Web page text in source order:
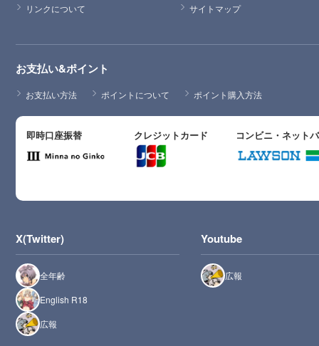
リンクについて
サイトマップ
お支払い&ポイント
お支払い方法 ポイントについて ポイント購入方法
即時口座振替 クレジットカード コンビニ・ネット
X(Twitter)
全年齢
English R18
広報
Youtube
広報